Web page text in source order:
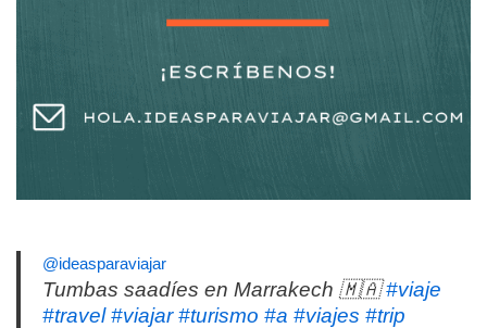
@ideasparaviajar
Tumbas saadíes en Marrakech 🇲🇦#viaje
#travel #viajar #turismo #a #viajes #trip